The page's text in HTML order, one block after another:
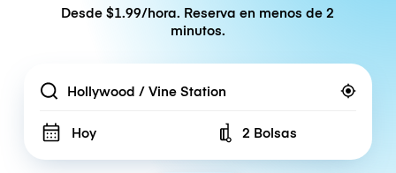
Desde $1.99/hora. Reserva en menos de 2
minutos.
Location
Hoy Number of bags
2 Bolsas